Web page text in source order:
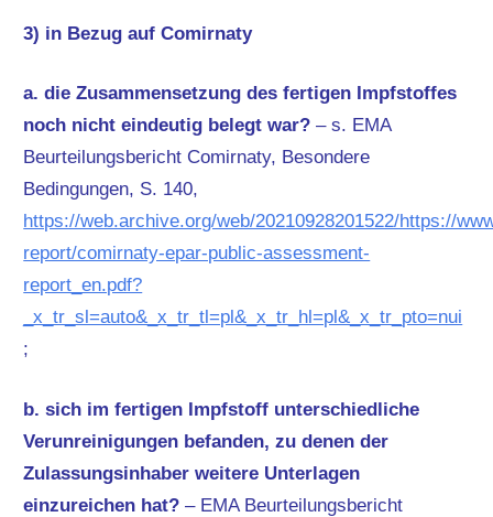
3) in Bezug auf Comirnaty
a. die Zusammensetzung des fertigen Impfstoffes
noch nicht eindeutig belegt war? – s. EMA
Beurteilungsbericht Comirnaty, Besondere
Bedingungen, S. 140,
https://web.archive.org/web/20210928201522/https://
report/comirnaty-epar-public-assessment-
report_en.pdf?
_x_tr_sl=auto&_x_tr_tl=pl&_x_tr_hl=pl&_x_tr_pto=nui
;
b. sich im fertigen Impfstoff unterschiedliche
Verunreinigungen befanden, zu denen der
Zulassungsinhaber weitere Unterlagen
einzureichen hat? – EMA Beurteilungsbericht